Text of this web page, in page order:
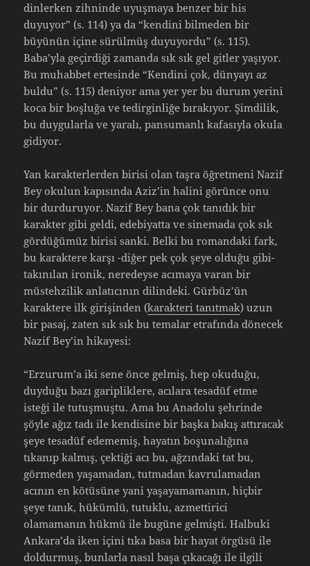
dinlerken zihninde uyuşmaya benzer bir his
duyuyor” (s. 114) ya da “kendini bilmeden bir
büyünün içine sürülmüş duyuyordu” (s. 115).
Baba’yla geçirdiği zamanda sık sık gel gitler yaşıyor.
Bu muhabbet ertesinde “Kendini çok, dünyayı az
buldu” (s. 115) deniyor ama yer yer bu durum yerini
koca bir boşluğa ve tedirginliğe bırakıyor. Şimdilik,
bu duygularla ve yaralı, pansumanlı kafasıyla okula
gidiyor.
Yan karakterlerden birisi olan taşra öğretmeni Nazif
Bey okulun kapısında Aziz’in halini görünce onu
bir durduruyor. Nazif Bey bana çok tanıdık bir
karakter gibi geldi, edebiyatta ve sinemada çok sık
gördüğümüz birisi sanki. Belki bu romandaki fark,
bu karaktere karşı -diğer pek çok şeye olduğu gibi-
takınılan ironik, neredeyse acımaya varan bir
müstehzilik anlatıcının dilindeki. Gürbüz’ün
karaktere ilk girişinden (karakteri tanıtmak) uzun
bir pasaj, zaten sık sık bu temalar etrafında dönecek
Nazif Bey’in hikayesi:
“Erzurum’a iki sene önce gelmiş, hep okuduğu,
duyduğu bazı garipliklere, acılara tesadüf etme
isteği ile tutuşmuştu. Ama bu Anadolu şehrinde
şöyle ağız tadı ile kendisine bir başka bakış attıracak
şeye tesadüf edememiş, hayatın boşunalığına
tıkanıp kalmış, çektiği acı bu, ağzındaki tat bu,
görmeden yaşamadan, tutmadan kavrulamadan
acının en kötüsüne yani yaşayamamanın, hiçbir
şeye tanık, hükümlü, tutuklu, azmettirici
olamamanın hükmü ile bugüne gelmişti. Halbuki
Ankara’da iken içini tıka basa bir hayat örgüsü ile
doldurmuş, bunlarla nasıl başa çıkacağı ile ilgili